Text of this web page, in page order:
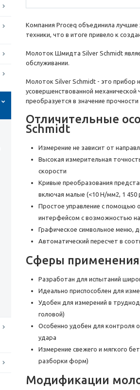
Компания Proceq объединила
техники, что в итоге привело к
Молоток Шмидта Silver Schmidt
обслуживании.
Молоток Silver Schmidt - это прибор
усовершенствованной
преобразуется в значение прочности
Отличительные
Schmidt
Измерение не зависит от
Высокая измерительная
скорости
Кривые преобразования
включая малые (<10 Н/мм2, 1 450
Простое управление с помощью
интерфейсом с возможностью
Графическое символьное меню,
Автоматический пересчет в
Сферы
Разработан для испытаний
Идеально приспособлен для
Удобен для измерений в
головой)
Особенно удобен для контроля
удара
Измерение свежего и мягкого
разборки форм)
Модификации